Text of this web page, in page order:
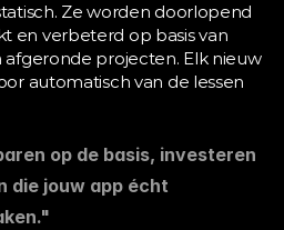
Ze worden doorlopend
en verbeterd op basis van
projecten. Elk nieuw
automatisch van de lessen
op de basis, investeren
die jouw app écht